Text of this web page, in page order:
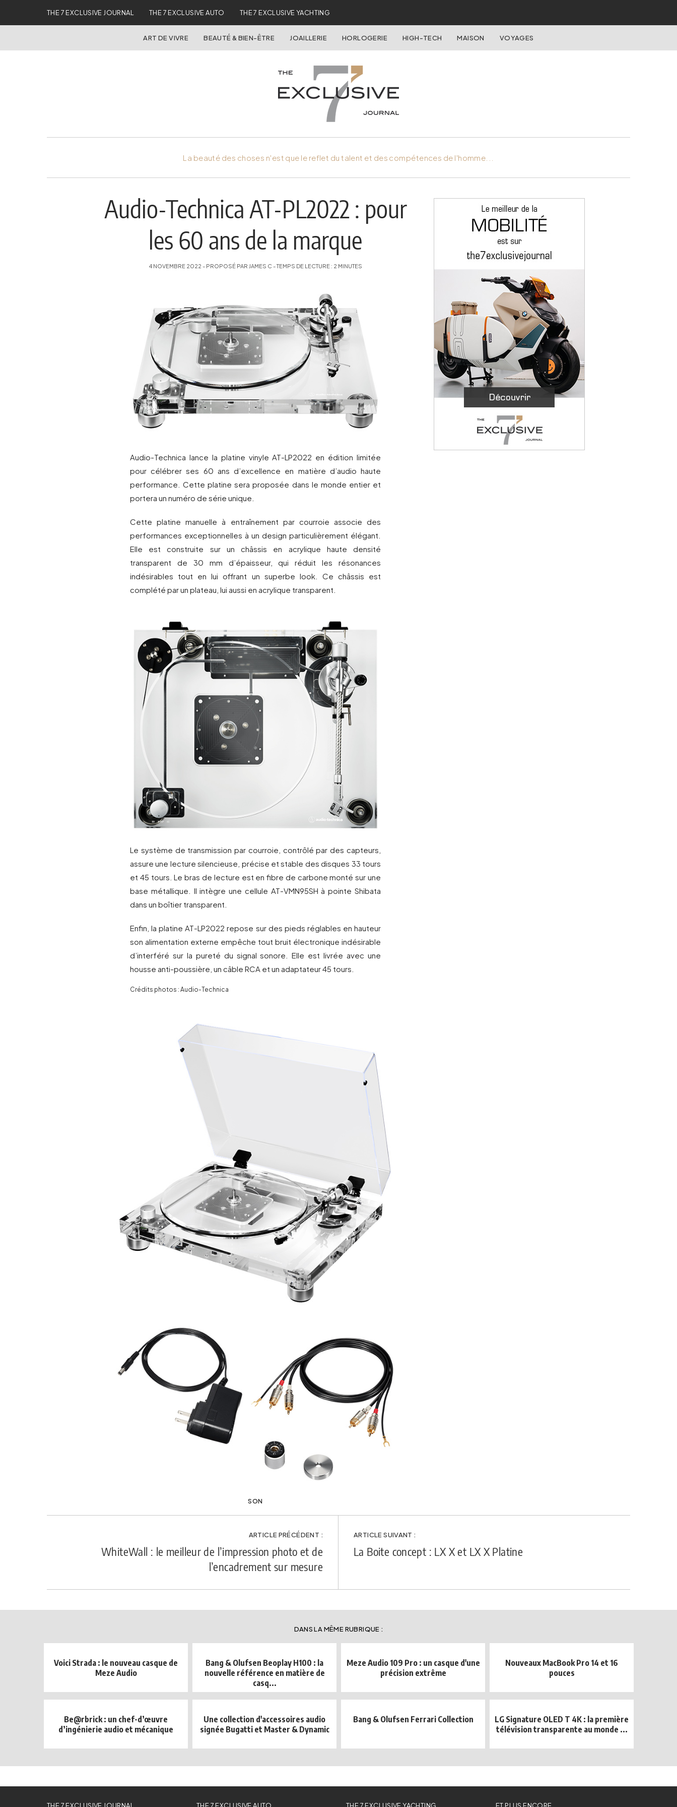
THE 7 EXCLUSIVE JOURNAL THE 7 EXCLUSIVE AUTO THE 7 EXCLUSIVE YACHTING
ART DE VIVRE BEAUTÉ & BIEN-ÊTRE JOAILLERIE HORLOGERIE HIGH-TECH MAISON VOYAGES
La beauté des choses n'est que le reflet du talent et des compétences de l'homme...
Audio-Technica AT-PL2022 : pour
les 60 ans de la marque
4 NOVEMBRE 2022 - PROPOSÉ PAR JAMES C - TEMPS DE LECTURE : 2 MINUTES
Audio-Technica lance la platine vinyle AT-LP2022 en édition limitée
pour célébrer ses 60 ans d’excellence en matière d’audio haute
performance. Cette platine sera proposée dans le monde entier et
portera un numéro de série unique.
Cette platine manuelle à entraînement par courroie associe des
performances exceptionnelles à un design particulièrement élégant.
Elle est construite sur un châssis en acrylique haute densité
transparent de 30 mm d’épaisseur, qui réduit les résonances
indésirables tout en lui offrant un superbe look. Ce châssis est
complété par un plateau, lui aussi en acrylique transparent.
Le système de transmission par courroie, contrôlé par des capteurs,
assure une lecture silencieuse, précise et stable des disques 33 tours
et 45 tours. Le bras de lecture est en fibre de carbone monté sur une
base métallique. Il intègre une cellule AT-VMN95SH à pointe Shibata
dans un boîtier transparent.
Enfin, la platine AT-LP2022 repose sur des pieds réglables en hauteur
son alimentation externe empêche tout bruit électronique indésirable
d’interféré sur la pureté du signal sonore. Elle est livrée avec une
housse anti-poussière, un câble RCA et un adaptateur 45 tours.
Crédits photos : Audio-Technica
SON
ARTICLE PRÉCÉDENT :
WhiteWall : le meilleur de l’impression photo et de
l’encadrement sur mesure
ARTICLE SUIVANT :
La Boite concept : LX X et LX X Platine
DANS LA MÊME RUBRIQUE :
Voici Strada : le nouveau casque de
Meze Audio
Bang & Olufsen Beoplay H100 : la
nouvelle référence en matière de
casq...
Meze Audio 109 Pro : un casque d'une
précision extrême
Nouveaux MacBook Pro 14 et 16
pouces
Be@rbrick : un chef-d’œuvre
d’ingénierie audio et mécanique
Une collection d'accessoires audio
signée Bugatti et Master & Dynamic
Bang & Olufsen Ferrari Collection
LG Signature OLED T 4K : la première
télévision transparente au monde ...